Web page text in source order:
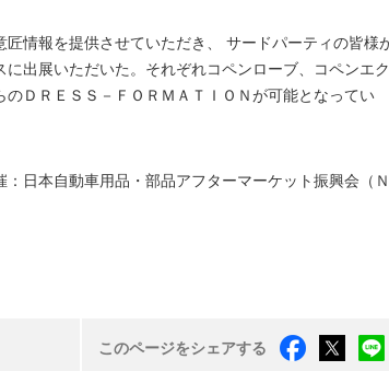
情報を提供させていただき、 サードパーティの皆様
出展いただいた。それぞれコペンローブ、コペンエク
ＤＲＥＳＳ－ＦＯＲＭＡＴＩＯＮが可能となってい
日本自動車用品・部品アフターマーケット振興会（Ｎ
このページをシェアする